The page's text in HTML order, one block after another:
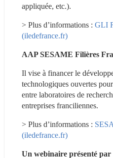
appliquée, etc.).
> Plus d’informations : GLI
(iledefrance.fr)
AAP SESAME Filières
Il vise à financer le
technologiques ouvertes
entre laboratoires de
entreprises franciliennes.
> Plus d’informations :
(iledefrance.fr)
Un webinaire présenté par